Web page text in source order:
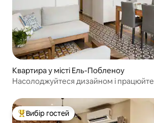
Квартира у місті Ель-Побленоу
Насолоджуйтеся дизайном і працюйте в тихій і яскравій
Топ вибір гостей
Вибір гостей